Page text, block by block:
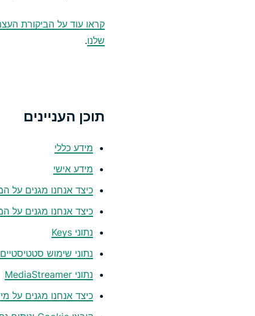
שלנו.
תוכן העניינים
מידע כללי
מידע אישי
כיצד אנחנו מגנים על
כיצד אנחנו מגנים על
נתוני Keys
נתוני שימוש
נתוני MediaStreamer
כיצד אנחנו מגנים על